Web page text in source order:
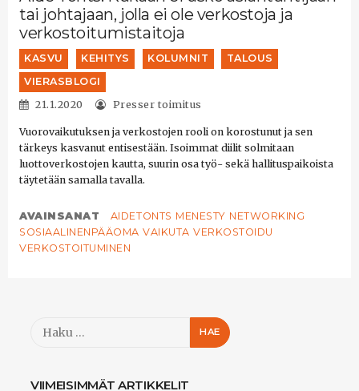
tai johtajaan, jolla ei ole verkostoja ja
verkostoitumistaitoja
KASVU KEHITYS KOLUMNIT
TALOUS
VIERASBLOGI
21.1.2020
Presser toimitus
Vuorovaikutuksen ja verkostojen rooli on korostunut ja sen
tärkeys kasvanut entisestään. Isoimmat diilit solmitaan
luottoverkostojen kautta, suurin osa työ- sekä hallituspaikoista
täytetään samalla tavalla.
AVAINSANAT AIDETONTS MENESTY NETWORKING
SOSIAALINENPÄÄOMA VAIKUTA VERKOSTOIDU
VERKOSTOITUMINEN
VIIMEISIMMÄT ARTIKKELIT